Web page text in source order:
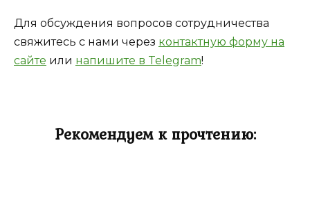
Для обсуждения вопросов сотрудничества
свяжитесь с нами через контактную форму на
сайте или напишите в Telegram!
Рекомендуем к прочтению: